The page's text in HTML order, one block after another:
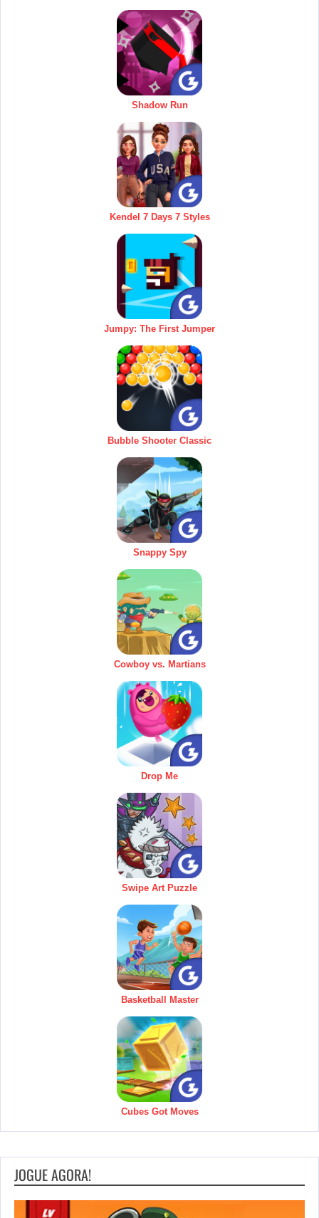
Shadow Run
Kendel 7 Days 7 Styles
Jumpy: The First Jumper
Bubble Shooter Classic
Snappy Spy
Cowboy vs. Martians
Drop Me
Swipe Art Puzzle
Basketball Master
Cubes Got Moves
JOGUE AGORA!